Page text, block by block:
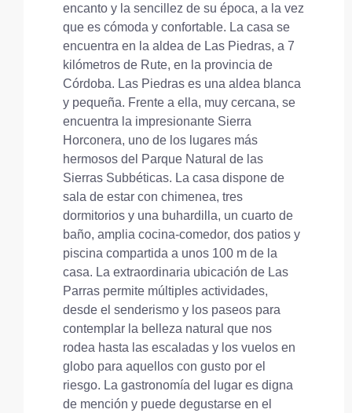
encanto y la sencillez de su época, a la vez
que es cómoda y confortable. La casa se
encuentra en la aldea de Las Piedras, a 7
kilómetros de Rute, en la provincia de
Córdoba. Las Piedras es una aldea blanca
y pequeña. Frente a ella, muy cercana, se
encuentra la impresionante Sierra
Horconera, uno de los lugares más
hermosos del Parque Natural de las
Sierras Subbéticas. La casa dispone de
sala de estar con chimenea, tres
dormitorios y una buhardilla, un cuarto de
baño, amplia cocina-comedor, dos patios y
piscina compartida a unos 100 m de la
casa. La extraordinaria ubicación de Las
Parras permite múltiples actividades,
desde el senderismo y los paseos para
contemplar la belleza natural que nos
rodea hasta las escaladas y los vuelos en
globo para aquellos con gusto por el
riesgo. La gastronomía del lugar es digna
de mención y puede degustarse en el